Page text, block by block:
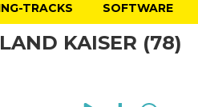
TRACKS SOFTWARE
KAISER (78)